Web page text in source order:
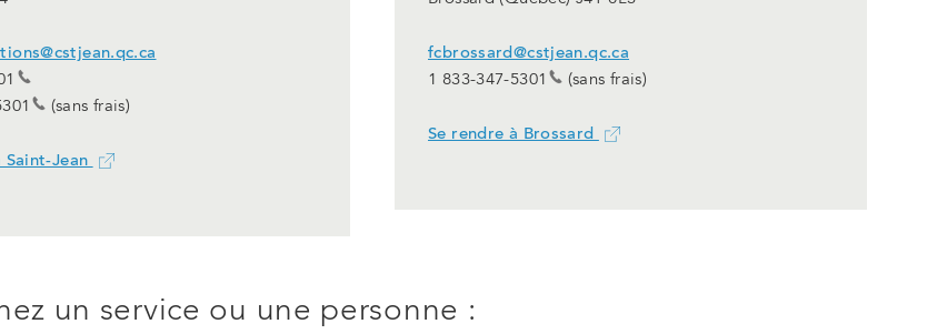
(sans frais)
Saint-Jean
nouvel
onglet
fcbrossard@cstjean.qc.ca
1 833-347-5301
(sans frais)
Se rendre à Brossard
un service ou une personne :